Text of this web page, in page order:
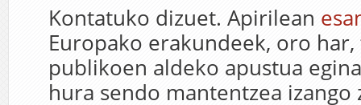
Kontatuko dizuet. Apirilean
Europako erakundeek, oro
publikoen aldeko apustua
hura sendo mantentzea izango